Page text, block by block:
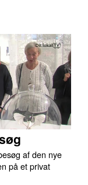
af den nye
på et privat